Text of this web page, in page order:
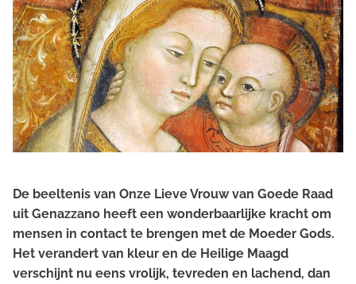
De beeltenis van Onze Lieve Vrouw van Goede Raad
uit Genazzano heeft een wonderbaarlijke kracht om
mensen in contact te brengen met de Moeder Gods.
Het verandert van kleur en de Heilige Maagd
verschijnt nu eens vrolijk, tevreden en lachend, dan